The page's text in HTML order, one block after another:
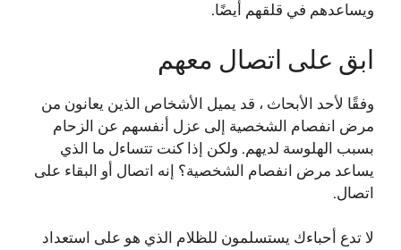
ويساعدهم في قلقهم أيضًا.
ابق على اتصال معهم
وفقًا لأحد الأبحاث ، قد يميل الأشخاص الذين يعانون من
مرض انفصام الشخصية إلى عزل أنفسهم عن الزحام
بسبب الهلوسة لديهم. ولكن إذا كنت تتساءل ما الذي
يساعد مرض انفصام الشخصية؟ إنه اتصال أو البقاء على
اتصال.
لا تدع أحباءك يستسلمون للظلام الذي هو على استعداد